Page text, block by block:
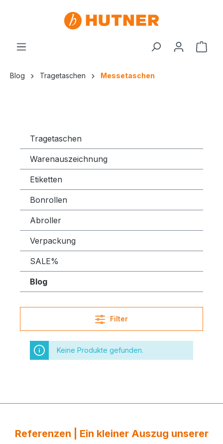
Blog Tragetaschen Messetaschen
Tragetaschen
Warenauszeichnung
Etiketten
Bonrollen
Abroller
Verpackung
SALE%
Blog
Filter
Keine Produkte gefunden.
Referenzen | Ein kleiner Auszug unserer